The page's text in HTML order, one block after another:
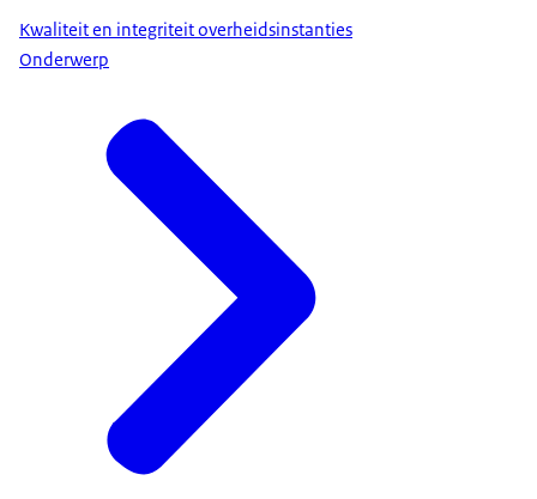
Kwaliteit en integriteit overheidsinstanties
Onderwerp